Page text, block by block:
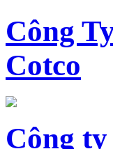
Công
Cotco
Công